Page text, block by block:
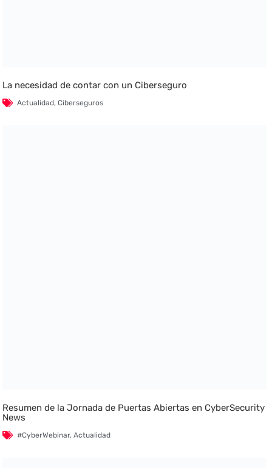
La necesidad de contar con un Ciberseguro
Actualidad,Ciberseguros
Resumen de la Jornada de Puertas Abiertas en CyberSecurity
News
#CyberWebinar,Actualidad